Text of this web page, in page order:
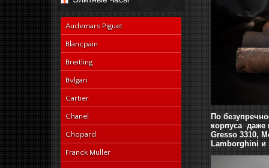
Audemars Piguet
Blancpain
Breitling
Bvlgari
Cartier
Chanel
Chopard
Franck Muller
По
корпуса даже
Gresso 3310,
Lamborghini и